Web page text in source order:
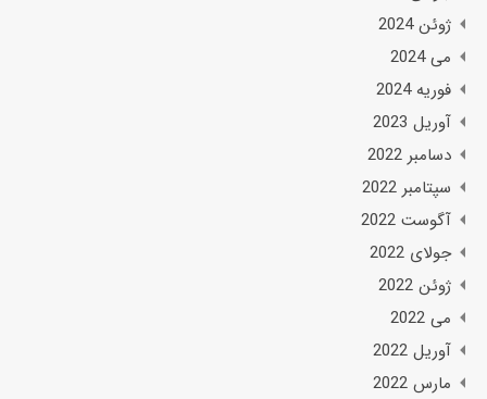
ژوئن 2024
می 2024
فوریه 2024
آوریل 2023
دسامبر 2022
سپتامبر 2022
آگوست 2022
جولای 2022
ژوئن 2022
می 2022
آوریل 2022
مارس 2022